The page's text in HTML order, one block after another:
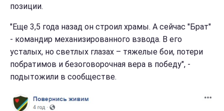
позиции.
"Еще 3,5 года назад он строил храмы. А сейчас "Брат"
- командир механизированного взвода. В его
усталых, но светлых глазах – тяжелые бои, потери
побратимов и безоговорочная вера в победу", -
подытожили в сообществе.